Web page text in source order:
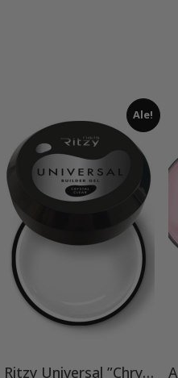
Ale!
Ritzy Universal ”Chrystal clear” 50 ml TPO vapaa